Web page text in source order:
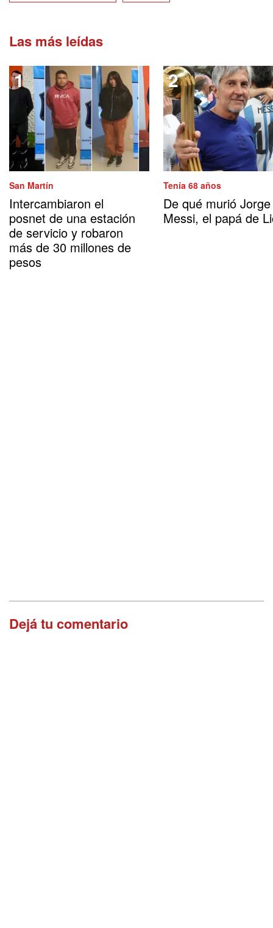
Las más leídas
San Martín
Intercambiaron el
posnet de una estación
de servicio y robaron
más de 30 millones de
pesos
Tenía 68 años
De qué murió Jorge
Messi, el papá de
Dejá tu comentario